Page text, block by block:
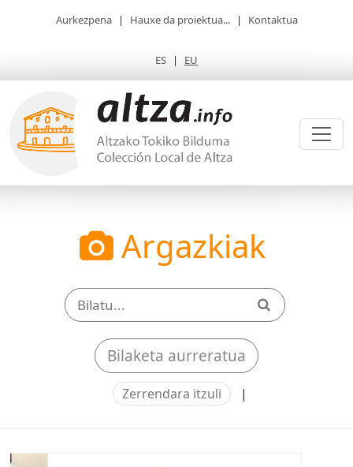
Aurkezpena | Hauxe da proiektua... | Kontaktua
ES | EU
Argazkiak
Bilaketa aurreratua
Zerrendara itzuli |